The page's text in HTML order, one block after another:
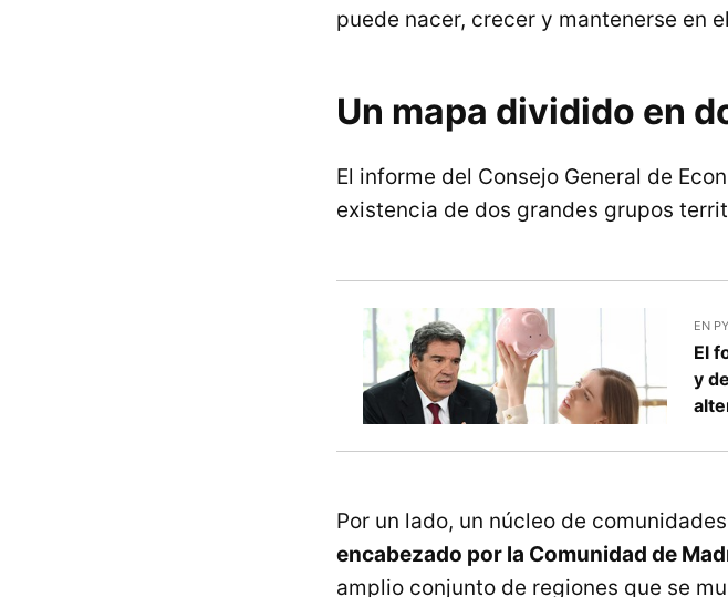
puede nacer, crecer y mantenerse en
Un mapa dividido en
El informe del Consejo General de
existencia de dos grandes grupos
EN
El
y
Por un lado, un núcleo de
encabezado por la Comunidad de
amplio conjunto de regiones que se